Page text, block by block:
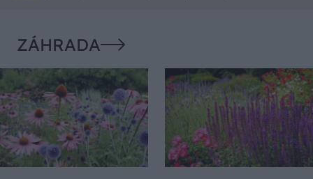
ZÁHRADA